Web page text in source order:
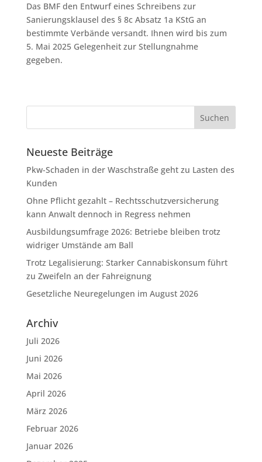
Das BMF den Entwurf eines Schreibens zur
Sanierungsklausel des § 8c Absatz 1a KStG an
bestimmte Verbände versandt. Ihnen wird bis zum
5. Mai 2025 Gelegenheit zur Stellungnahme
gegeben.
Neueste Beiträge
Pkw-Schaden in der Waschstraße geht zu Lasten des
Kunden
Ohne Pflicht gezahlt – Rechtsschutzversicherung
kann Anwalt dennoch in Regress nehmen
Ausbildungsumfrage 2026: Betriebe bleiben trotz
widriger Umstände am Ball
Trotz Legalisierung: Starker Cannabiskonsum führt
zu Zweifeln an der Fahreignung
Gesetzliche Neuregelungen im August 2026
Archiv
Juli 2026
Juni 2026
Mai 2026
April 2026
März 2026
Februar 2026
Januar 2026